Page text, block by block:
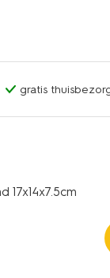
gratis
17x14x7.5cm